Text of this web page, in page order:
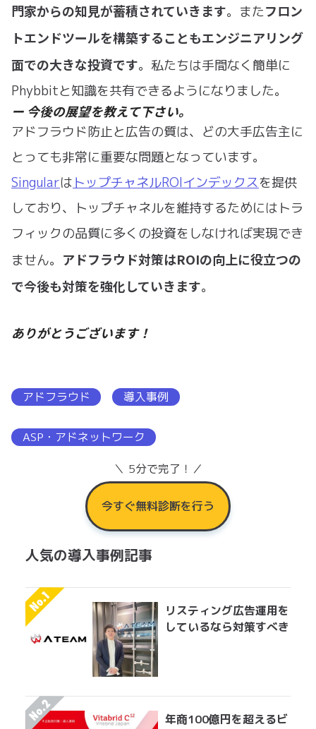
門家からの知見が蓄積されていきます。またフロン
トエンドツールを構築することもエンジニアリング
面での大きな投資です。私たちは手間なく簡単に
Phybbitと知識を共有できるようになりました。
ー 今後の展望を教えて下さい。
アドフラウド防止と広告の質は、どの大手広告主に
とっても非常に重要な問題となっています。
Singularは トップチャネルROIインデックスを提供
しており、トップチャネルを維持するためにはトラ
フィックの品質に多くの投資をしなければ実現でき
ません。 アドフラウド対策はROIの向上に役立つの
で今後も対策を強化していきます。
ありがとうございます！
アドフラウド 導入事例
ASP・アドネットワーク
＼ 5分で完了！／
今すぐ無料診断を行う
人気の導入事例記事
リスティング広告運用を
しているなら対策すべき
年商100億円を超えるビ